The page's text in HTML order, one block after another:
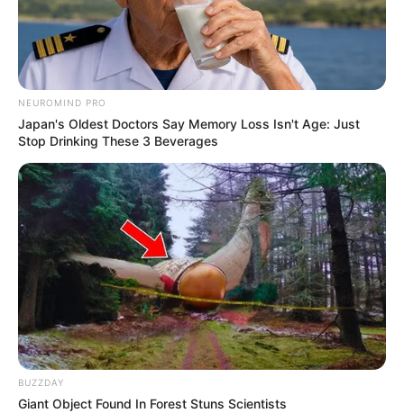
TAGS
ΘΑΛΑΣΣΑ
ΝΟΣΟΚΟΜΕΙΟ ΧΑΛΚΙΔΑΣ
ΠΗΛΙ
ΣΑΡΑΚΗΝΙΚΟ
NEUROMIND PRO
Japan's Oldest Doctors Say Memory Loss Isn't Age: Just
Stop Drinking These 3 Beverages
BUZZDAY
Giant Object Found In Forest Stuns Scientists